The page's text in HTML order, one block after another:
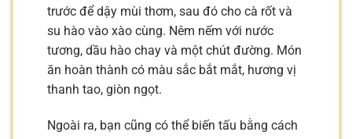
trước để dậy mùi thơm, sau đó cho cà rốt và
su hào vào xào cùng. Nêm nếm với nước
tương, dầu hào chay và một chút đường. Món
ăn hoàn thành có màu sắc bắt mắt, hương vị
thanh tao, giòn ngọt.
Ngoài ra, bạn cũng có thể biến tấu bằng cách